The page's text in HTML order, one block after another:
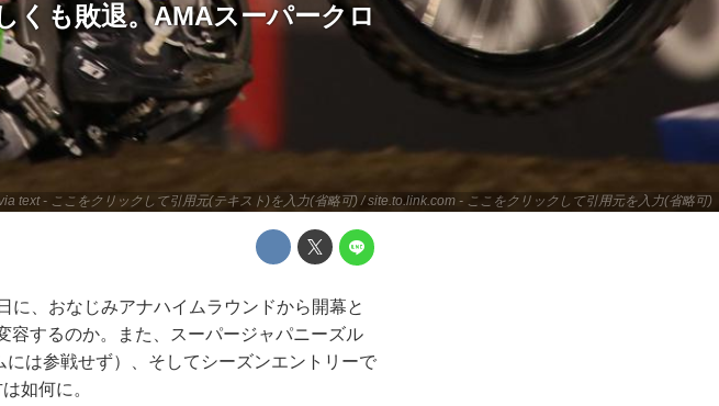
text - ここをクリックして引用元(テキスト)を入力(省略可) / site.to.link.com - ここをクリックして引用元を入力(省略可)
くも敗退。AMAスーパークロ
、おなじみアナハイムラウンドから開幕と
容するのか。また、スーパージャパニーズル
は参戦せず）、そしてシーズンエントリーで
如何に。